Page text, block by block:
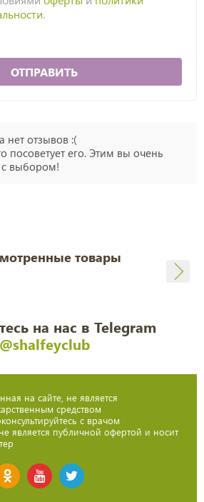
.
ОТПРАВИТЬ
нет отзывов :(
посоветует его. Этим вы очень
выбором!
товары
на нас в Telegram
@shalfeyclub
на сайте, не является
средством
с врачом
является публичной офертой и носит